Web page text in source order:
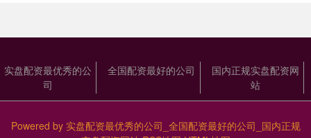
实盘配资最优秀的公
司
全国配资最好的公司
国内正规实盘配资网
站
Powered by 实盘配资最优秀的公司_全国配资最好的公司_国内正规